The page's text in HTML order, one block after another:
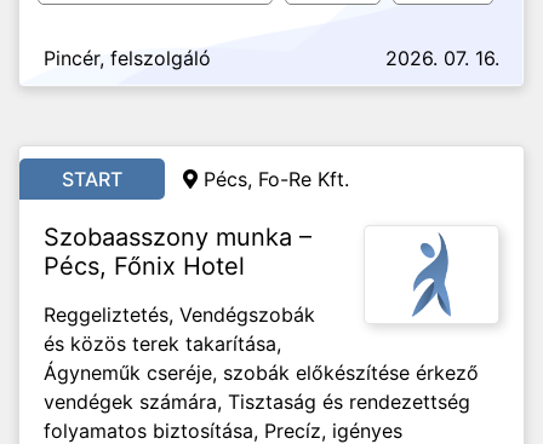
Pincér, felszolgáló 2026. 07. 16.
START Pécs, Fo-Re Kft.
Szobaasszony munka –
Pécs, Főnix Hotel
Reggeliztetés, Vendégszobák
és közös terek takarítása,
Ágyneműk cseréje, szobák előkészítése érkező
vendégek számára, Tisztaság és rendezettség
folyamatos biztosítása, Precíz, igényes